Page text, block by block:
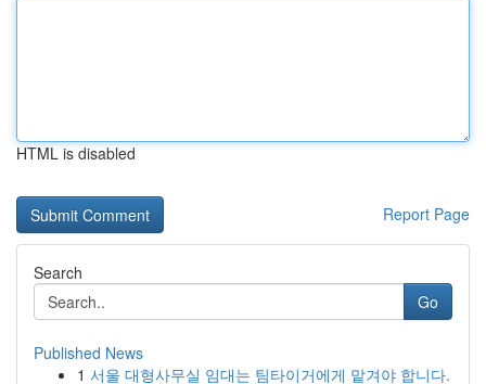
HTML is disabled
Report Page
Search
Go
Published News
1 서울 대형사무실 임대는 팀타이거에게 맡겨야 합니다.